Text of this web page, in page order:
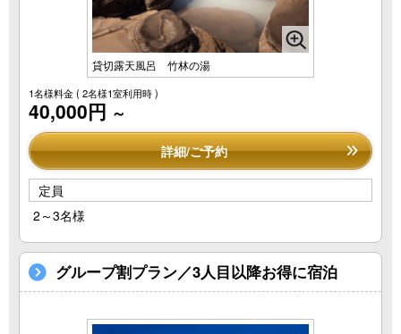
貸切露天風呂 竹林の湯
1名様料金( 2名様1室利用時 )
40,000円 ～
詳細/ご予約
定員
2～3名様
グループ割プラン／3人目以降お得に宿泊